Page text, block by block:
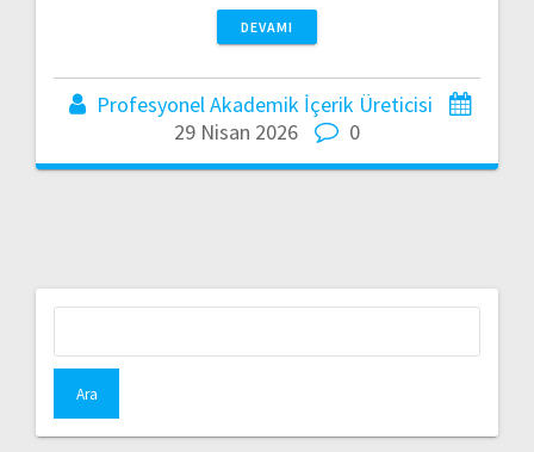
DEVAMI
Profesyonel Akademik İçerik Üreticisi
29 Nisan 2026
0